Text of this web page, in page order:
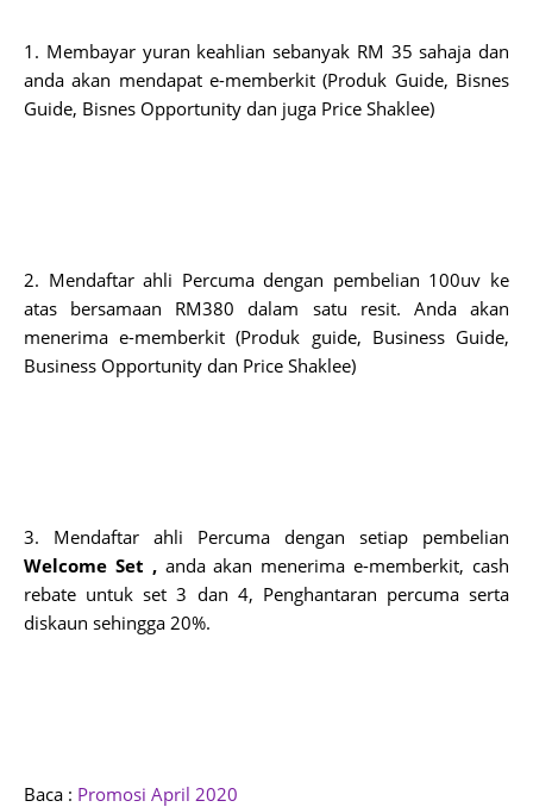
1. Membayar yuran keahlian sebanyak RM 35 sahaja dan
anda akan mendapat e-memberkit (Produk Guide, Bisnes
Guide, Bisnes Opportunity dan juga Price Shaklee)
2. Mendaftar ahli Percuma dengan pembelian 100uv ke
atas bersamaan RM380 dalam satu resit. Anda akan
menerima e-memberkit (Produk guide, Business Guide,
Business Opportunity dan Price Shaklee)
Welcome Set , anda akan menerima e-memberkit, cash
rebate untuk set 3 dan 4, Penghantaran percuma serta
diskaun sehingga 20%.
Baca : Promosi April 2020